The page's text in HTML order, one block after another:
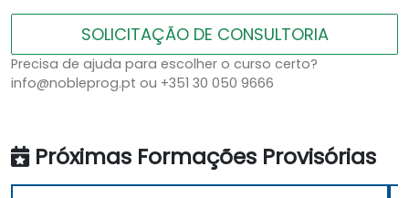
SOLICITAÇÃO DE CONSULTORIA
Precisa de ajuda para escolher o curso certo?
info@nobleprog.pt ou +351 30 050 9666
Próximas Formações Provisórias